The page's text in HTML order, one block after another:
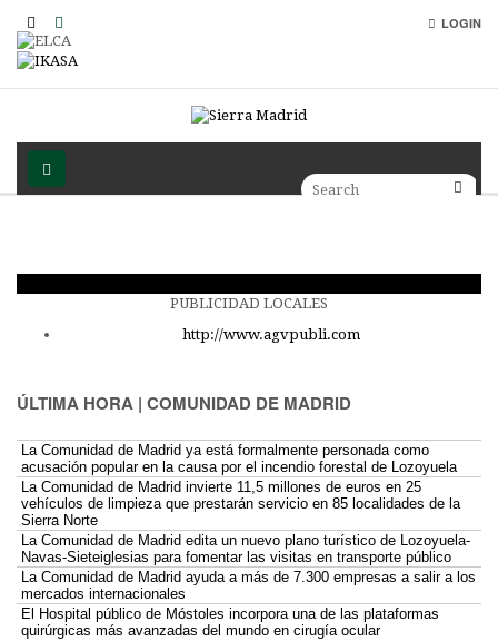
LOGIN
PUBLICIDAD LOCALES
http://www.agvpubli.com
ÚLTIMA HORA | COMUNIDAD DE MADRID
La Comunidad de Madrid ya está formalmente personada como
acusación popular en la causa por el incendio forestal de Lozoyuela
La Comunidad de Madrid invierte 11,5 millones de euros en 25
vehículos de limpieza que prestarán servicio en 85 localidades de la
Sierra Norte
La Comunidad de Madrid edita un nuevo plano turístico de Lozoyuela-
Navas-Sieteiglesias para fomentar las visitas en transporte público
La Comunidad de Madrid ayuda a más de 7.300 empresas a salir a los
mercados internacionales
El Hospital público de Móstoles incorpora una de las plataformas
quirúrgicas más avanzadas del mundo en cirugía ocular